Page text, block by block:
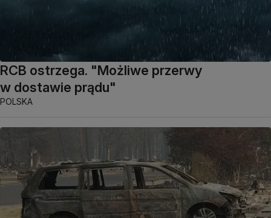
RCB ostrzega. "Możliwe przerwy
w dostawie prądu"
POLSKA